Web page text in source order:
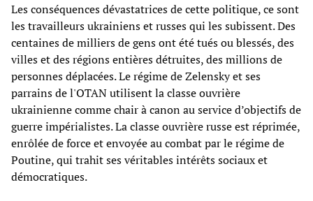
Les conséquences dévastatrices de cette politique, ce sont
les travailleurs ukrainiens et russes qui les subissent. Des
centaines de milliers de gens ont été tués ou blessés, des
villes et des régions entières détruites, des millions de
personnes déplacées. Le régime de Zelensky et ses
parrains de l'OTAN utilisent la classe ouvrière
ukrainienne comme chair à canon au service d’objectifs de
guerre impérialistes. La classe ouvrière russe est réprimée,
enrôlée de force et envoyée au combat par le régime de
Poutine, qui trahit ses véritables intérêts sociaux et
démocratiques.